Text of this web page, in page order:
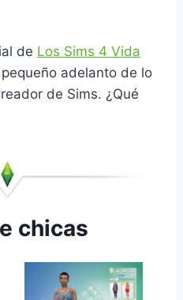
de Los Sims 4 Vida
adelanto de lo
de Sims. ¿Qué
chicas